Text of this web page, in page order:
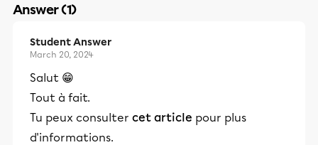
Answer (1)
Student Answer
March 20, 2024
Salut 😁
Tout à fait.
Tu peux consulter cet article pour plus
d'informations.